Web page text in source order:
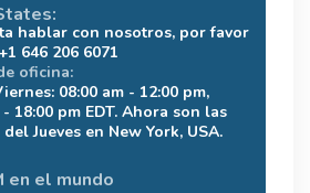
hablar con nosotros, por favor
646 206 6071
oficina:
08:00 am - 12:00 pm,
- 18:00 pm EDT. Ahora son las
del Jueves en New York, USA.
en el mundo